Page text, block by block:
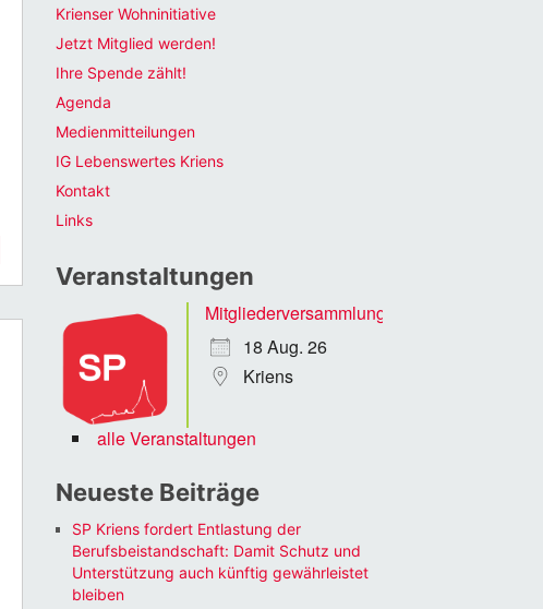
Krienser Wohninitiative
Jetzt Mitglied werden!
Ihre Spende zählt!
Agenda
Medienmitteilungen
IG Lebenswertes Kriens
Kontakt
Links
Veranstaltungen
Mitgliederversammlung
18 Aug. 26
Kriens
alle Veranstaltungen
Neueste Beiträge
SP Kriens fordert Entlastung der
Berufsbeistandschaft: Damit Schutz und
Unterstützung auch künftig gewährleistet
bleiben